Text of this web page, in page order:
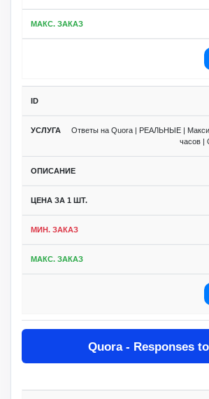
Ответы на Quora | РЕАЛЬНЫЕ |
часов |
Quora - Responses